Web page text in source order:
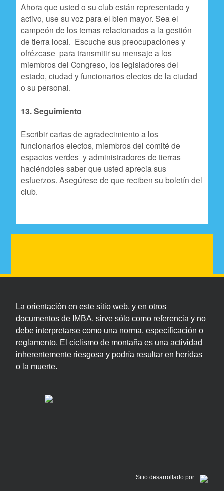
Ahora que usted o su club están representado y
activo, use su voz para el bien mayor. Sea el
campeón de los temas relacionados a la gestión
de tierra local. Escuche sus preocupaciones y
ofrézcase para transmitir su mensaje a los
miembros del Congreso, los legisladores del
estado, ciudad y funcionarios electos de la ciudad
o su personal.
13. Seguimiento
Escribir cartas de agradecimiento a los
funcionarios electos, miembros del comité de
espacios verdes y administradores de tierras
haciéndoles saber que usted aprecia sus
esfuerzos. Asegúrese de que reciben su boletín del
club.
La orientación en este sitio web, y en otros
documentos de IMBA, sirve sólo como referencia y no
debe interpretarse como una norma, especificación o
reglamento. El ciclismo de montaña es una actividad
inherentemente riesgosa y podría resultar en heridas
o la muerte.
Sitio desarrollado por: